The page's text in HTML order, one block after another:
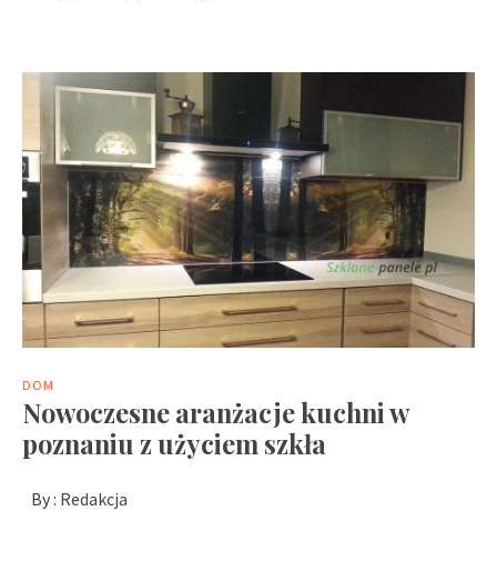
DOM
Nowoczesne aranżacje kuchni w
poznaniu z użyciem szkła
By : Redakcja